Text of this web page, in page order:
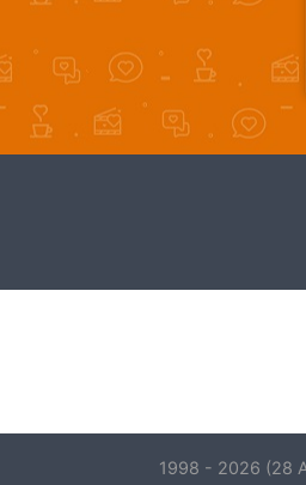
1998 - 2026 (28